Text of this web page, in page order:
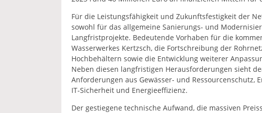
Für die Leistungsfähigkeit und Zukunftsfestigkeit der
sowohl für das allgemeine Sanierungs- und
Langfristprojekte. Bedeutende Vorhaben für die
Wasserwerkes Kertzsch, die Fortschreibung der
Hochbehältern sowie die Entwicklung weiterer
Neben diesen langfristigen Herausforderungen sieht
Anforderungen aus Gewässer- und
IT-Sicherheit und Energieeffizienz.
Der gestiegene technische Aufwand, die massiven